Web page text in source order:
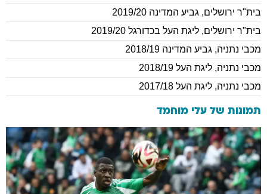
בית"ר ירושלים, גביע המדינה 2019/20
בית"ר ירושלים, ליגת העל בכדורגל 2019/20
מכבי נתניה, גביע המדינה 2018/19
מכבי נתניה, ליגת העל 2018/19
מכבי נתניה, ליגת העל 2017/18
תמונות של עלי מוחמד